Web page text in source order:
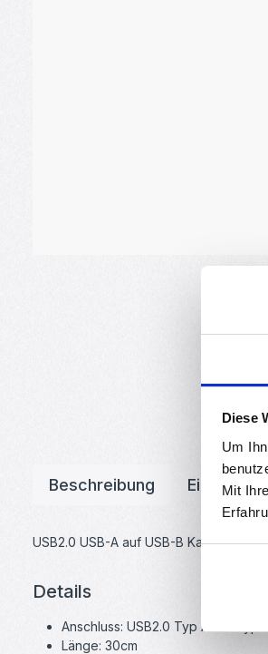
Diese
Um
Mit
Beschreibung
USB2.0 USB-A auf USB-B Kabel 30 cm
Details
Anschluss: USB2.0 Typ A auf Typ B
Länge: 30cm